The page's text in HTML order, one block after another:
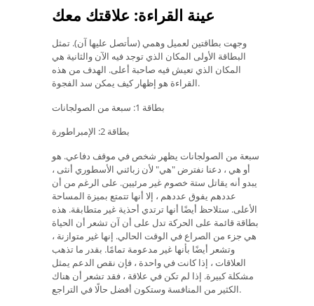
عينة القراءة: علاقتك معك
وجهت بطاقتين لعميل وهمي (سأتصل عليها آن). تمثل
البطاقة الأولى المكان الذي توجد فيه الآن والثانية هي
المكان الذي تعيش فيه صاحبة أعلى. الهدف من هذه
القراءة هو إظهار كيف يمكن سد الفجوة.
بطاقة 1: سبعة من الصولجانات
بطاقة 2: الإمبراطورة
سبعة من الصولجانات يظهر شخص في موقف دفاعي. هو
أو هي ، دعنا نفترض "هي" لأن زبائني الأسطوري أنثى ،
يبدو أنه يقاتل ستة خصوم غير مرئيين. على الرغم من أن
عددهم يفوق عددهم ، إلا أنها تتمتع بميزة المساحة
الأعلى. ستلاحظ أيضًا أنها ترتدي أحذية غير متطابقة. هذه
بطاقة قائمة على الحركة تدل على أن آن تشعر أن الحياة
هي جزء من الصراع في الوقت الحالي. إنها غير متوازنة ،
وتشعر أيضًا بأنها غير مدعومة تمامًا. بقدر ما تذهب
العلاقات ، إذا كانت في واحدة ، فإن نقص الدعم يمثل
مشكلة كبيرة. إذا لم تكن في علاقة ، فقد تشعر أن هناك
الكثير من المنافسة وستكون أفضل حالًا في التراجع.